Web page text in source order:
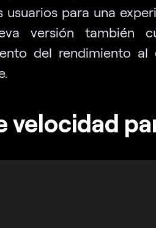
usuarios para una
versión también
del rendimiento al
velocidad